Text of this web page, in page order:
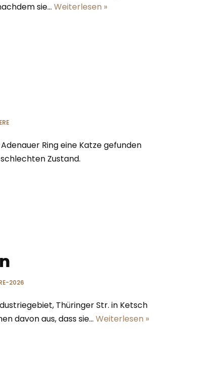
sie… Weiterlesen »
Ring eine Katze gefunden
Zustand.
2026
Thüringer Str. in Ketsch
davon aus, dass sie… Weiterlesen »